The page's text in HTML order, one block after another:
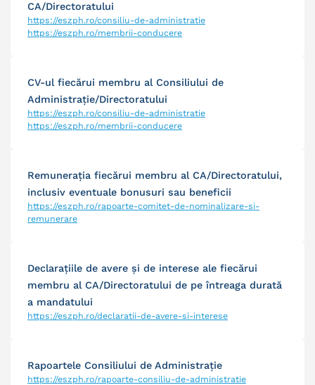
CA/Directoratului
https://eszph.ro/consiliu-de-administratie
https://eszph.ro/membrii-conducere
CV-ul fiecărui membru al Consiliului de
Administraţie/Directoratului
https://eszph.ro/consiliu-de-administratie
https://eszph.ro/membrii-conducere
Remuneraţia fiecărui membru al CA/Directoratului,
inclusiv eventuale bonusuri sau beneficii
https://eszph.ro/rapoarte-comitet-de-nominalizare-si-
remunerare
Declaraţiile de avere şi de interese ale fiecărui
membru al CA/Directoratului de pe întreaga durată
a mandatului
https://eszph.ro/declaratii-de-avere-si-interese
Rapoartele Consiliului de Administraţie
https://eszph.ro/rapoarte-consiliu-de-administratie